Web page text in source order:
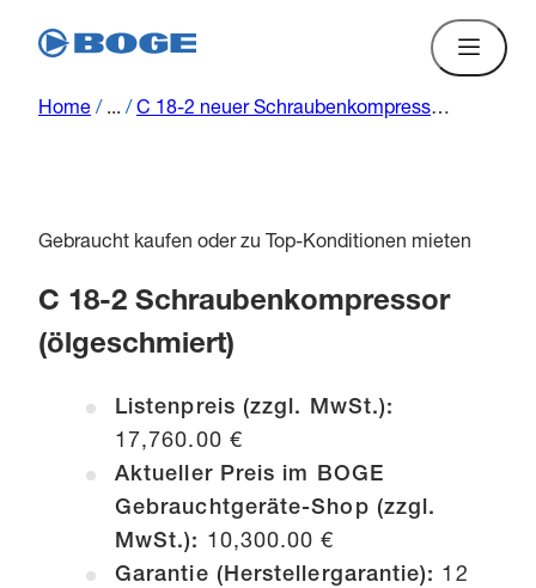
Home / ... / C 18-2 neuer Schraubenkompressor (ölgeschmiert) L C 18-2 00027
Gebraucht kaufen oder zu Top-Konditionen mieten
C 18-2 Schraubenkompressor
(ölgeschmiert)
Listenpreis (zzgl. MwSt.):
17,760.00 €
Aktueller Preis im BOGE
Gebrauchtgeräte-Shop (zzgl.
MwSt.): 10,300.00 €
Garantie (Herstellergarantie): 12